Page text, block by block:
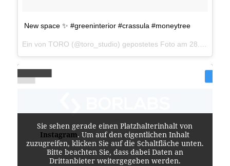
New space ✨ #greeninterior #crassula #moneytree
Ein von TORO (@toro_studio) gepostetes Foto am 28. Sep 2016 um 7:18 Uhr
Sie sehen gerade einen Platzhalterinhalt von
Instagram. Um auf den eigentlichen Inhalt
zuzugreifen, klicken Sie auf die Schaltfläche unten.
Bitte beachten Sie, dass dabei Daten an
Drittanbieter weitergegeben werden.